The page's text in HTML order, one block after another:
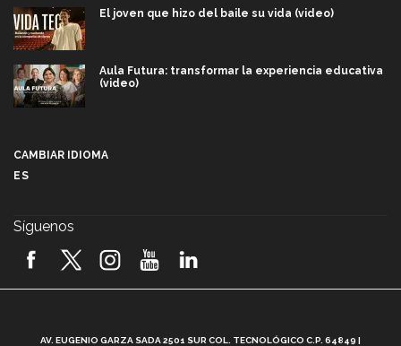
El joven que hizo del baile su vida (video)
Aula Futura: transformar la experiencia educativa
(video)
2026! (video)
CAMBIAR IDIOMA
ES
Síguenos
AV. EUGENIO GARZA SADA 2501 SUR COL. TECNOLÓGICO C.P. 64849 |